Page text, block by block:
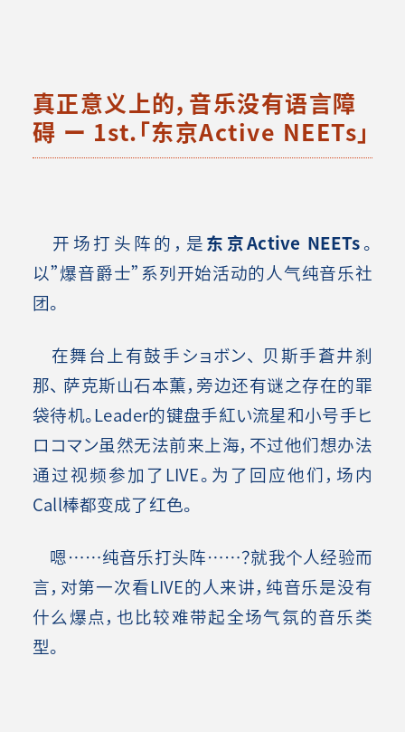
真正意义上的，音乐没有语言障
碍 ー 1st.「东京Active NEETs」
开场打头阵的，是东京Active NEETs。
以”爆音爵士”系列开始活动的人气纯音乐社
团。
在舞台上有鼓手ショボン、 贝斯手蒼井刹
那、 萨克斯山石本薫，旁边还有谜之存在的罪
袋待机。Leader的键盘手紅い流星和小号手ヒ
ロコマン虽然无法前来上海，不过他们想办法
通过视频参加了LIVE。为了回应他们，场内
Call棒都变成了红色。
嗯……纯音乐打头阵……？就我个人经验而
言，对第一次看LIVE的人来讲，纯音乐是没有
什么爆点，也比较难带起全场气氛的音乐类
型。